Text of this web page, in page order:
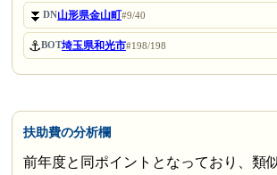
⏬DN山形県金山町#9/40
⚓BOT埼玉県和光市#198/198
扶助費の分析欄
前年度と同ポイントとなっており、類